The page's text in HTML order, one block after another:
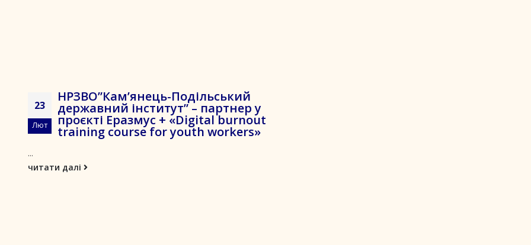
23
Лют
НРЗВО”Кам’янець-Подільський
державний інститут” – партнер у
проєкті Еразмус + «Digital burnout
training course for youth workers»
...
читати далі